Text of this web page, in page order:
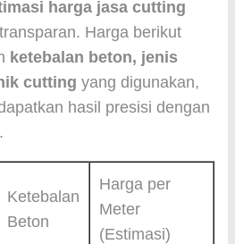
harga jasa cutting
Harga berikut
ketebalan beton, jenis
cutting yang digunakan,
hasil presisi dengan
Ketebalan
Beton
Harga per
Meter
(Estimasi)